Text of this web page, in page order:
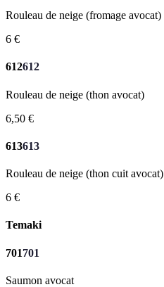
Rouleau de neige (fromage avocat)
6 €
612612
Rouleau de neige (thon avocat)
6,50 €
613613
Rouleau de neige (thon cuit avocat)
6 €
Temaki
701701
Saumon avocat